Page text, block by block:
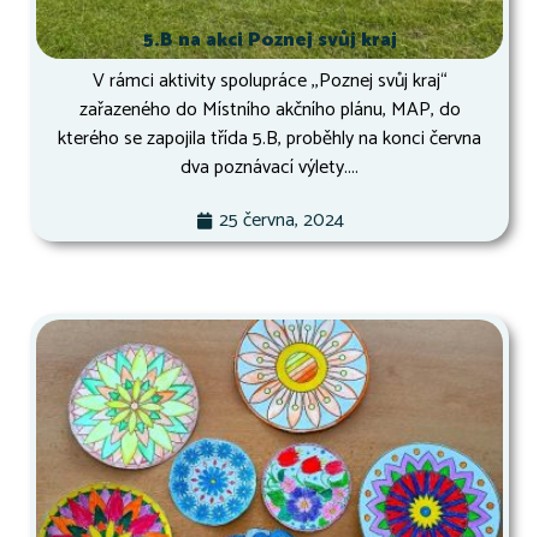
5.B na akci Poznej svůj kraj
V rámci aktivity spolupráce ,,Poznej svůj kraj“
zařazeného do Místního akčního plánu, MAP, do
kterého se zapojila třída 5.B, proběhly na konci června
dva poznávací výlety....
25 června, 2024